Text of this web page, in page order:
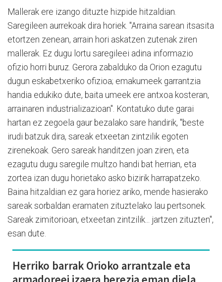
Mallerak ere izango dituzte hizpide hitzaldian.
Saregileen aurrekoak dira horiek. "Arraina sarean itsasita
etortzen zenean, arrain hori askatzen zutenak ziren
mallerak. Ez dugu lortu saregileei adina informazio
ofizio horri buruz. Gerora zabalduko da Orion ezagutu
dugun eskabetxeriko ofizioa; emakumeek garrantzia
handia edukiko dute, baita umeek ere antxoa kosteran,
arrainaren industrializazioan". Kontatuko dute garai
hartan ez zegoela gaur bezalako sare handirik, "beste
irudi batzuk dira, sareak etxeetan zintzilik egoten
zirenekoak. Gero sareak handitzen joan ziren, eta
ezagutu dugu saregile multzo handi bat herrian, eta
zortea izan dugu horietako asko bizirik harrapatzeko.
Baina hitzaldian ez gara horiez ariko, mende hasierako
sareak sorbaldan eramaten zituztelako lau pertsonek.
Sareak zimitorioan, etxeetan zintzilik... jartzen zituzten",
esan dute.
Herriko barrak Orioko arrantzale eta
armadoreei izaera berezia eman diela